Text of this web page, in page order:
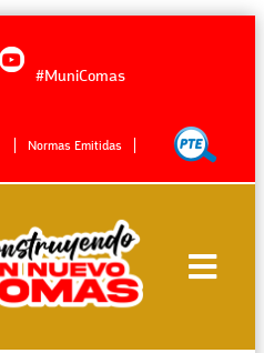
#MuniComas
Normas Emitidas